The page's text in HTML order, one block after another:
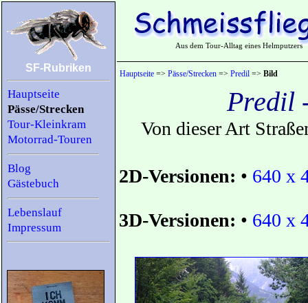
SF-Rubriken
Hauptseite
Pässe/Strecken
Tour-Kleinkram
Motorrad-Touren
Blog
Gästebuch
Lebenslauf
Impressum
Aus dem Tour-Alltag eines Helmputzers
Hauptseite => Pässe/Strecken => Predil => Bild
Predil
Von dieser Art
2D-Versionen: • 640 x
3D-Versionen: • 640 x